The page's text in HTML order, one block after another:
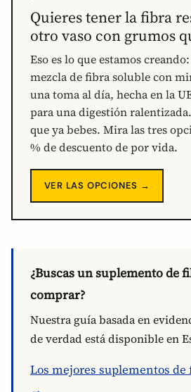
Quieres tener la fibra
otro vaso con grumos
Eso es lo que estamos
mezcla de fibra soluble con
una toma al día, hecha en la
para una digestión
que ya bebes. Mira las tres
% de descuento de por vida.
VER LAS OPCIONES →
¿Buscas un suplemento de
comprar?
Nuestra guía basada en
de verdad está disponible en
Los mejores suplementos de